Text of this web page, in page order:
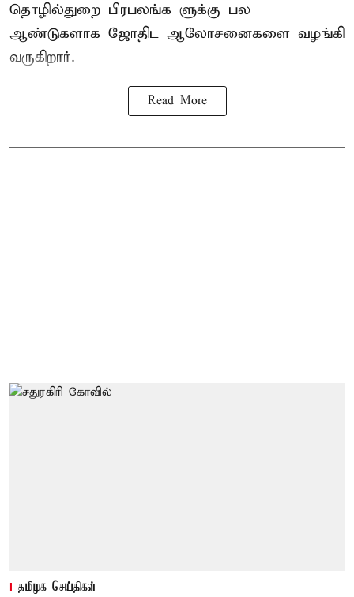
தொழில்துறை பிரபலங்க ளுக்கு பல
ஆண்டுகளாக ஜோதிட ஆலோசனைகளை வழங்கி
வருகிறார்.
Read More
தமிழக செய்திகள்